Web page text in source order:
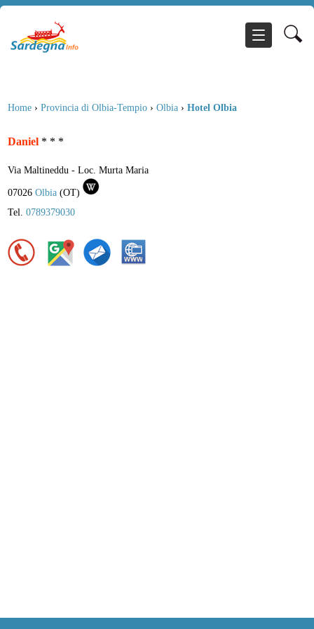
Home › Provincia di Olbia-Tempio › Olbia › Hotel Olbia
Daniel * * *
Via Maltineddu - Loc. Murta Maria
07026 Olbia (OT)
Tel. 0789379030